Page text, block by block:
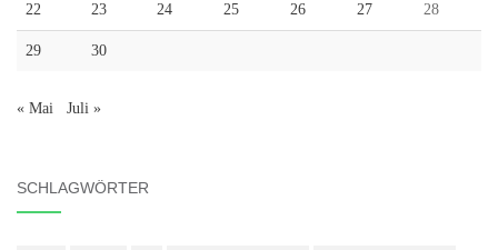
22 23 24 25 26 27 28
29 30
« Mai Juli »
SCHLAGWÖRTER